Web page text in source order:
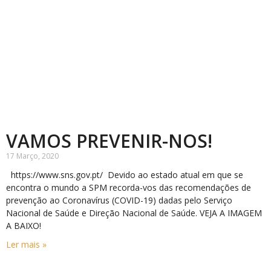
VAMOS PREVENIR-NOS!
17 Março, 2020
https://www.sns.gov.pt/ Devido ao estado atual em que se
encontra o mundo a SPM recorda-vos das recomendações de
prevenção ao Coronavírus (COVID-19) dadas pelo Serviço
Nacional de Saúde e Direção Nacional de Saúde. VEJA A IMAGEM
A BAIXO!
Ler mais »